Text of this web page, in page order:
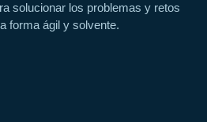
solucionar los problemas y retos
forma ágil y solvente.